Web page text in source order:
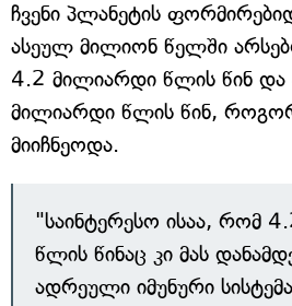
ჩვენი პლანეტის
ასეულ მილიონ წელში
4.2 მილიარდი წლის წინ და
მილიარდი წლის წინ,
მიიჩნეოდა.
"საინტერესო ისაა, რომ
წლის წინაც კი მას
ადრეული იმუნური